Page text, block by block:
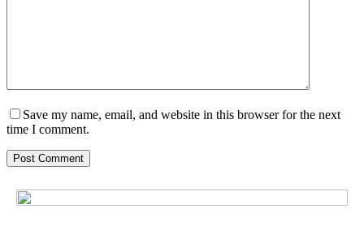
Save my name, email, and website in this browser for the next
time I comment.
Post Comment